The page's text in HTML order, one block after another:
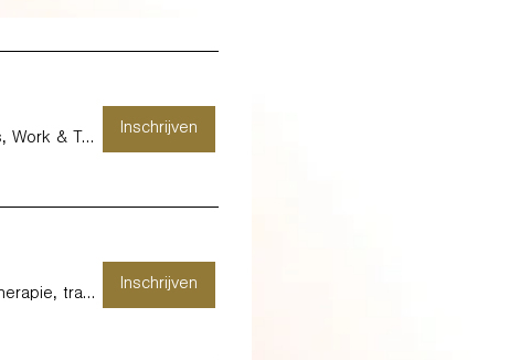
KURAGO HASSELT - Kids, Work & Therapy -
Inschrijven
KURAGO LOMMEL - Therapie, training & coa
Inschrijven